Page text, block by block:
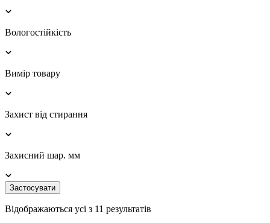
Вологостійкість
Вимір товару
Захист від стирання
Захисний шар. мм
Застосувати
Відображаються усі з 11 результатів